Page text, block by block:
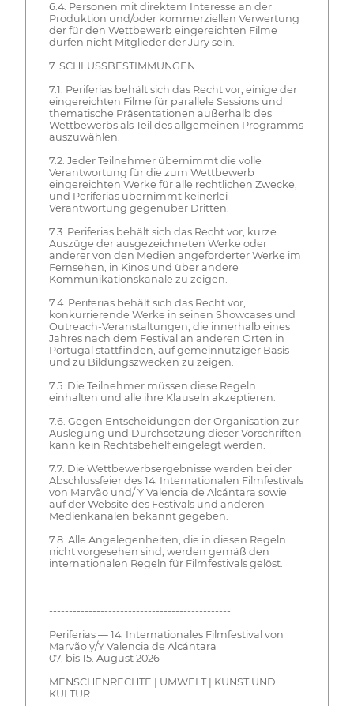
6.4. Personen mit direktem Interesse an der
Produktion und/oder kommerziellen Verwertung
der für den Wettbewerb eingereichten Filme
dürfen nicht Mitglieder der Jury sein.
7. SCHLUSSBESTIMMUNGEN
7.1. Periferias behält sich das Recht vor, einige der
eingereichten Filme für parallele Sessions und
thematische Präsentationen außerhalb des
Wettbewerbs als Teil des allgemeinen Programms
auszuwählen.
7.2. Jeder Teilnehmer übernimmt die volle
Verantwortung für die zum Wettbewerb
eingereichten Werke für alle rechtlichen Zwecke,
und Periferias übernimmt keinerlei
Verantwortung gegenüber Dritten.
7.3. Periferias behält sich das Recht vor, kurze
Auszüge der ausgezeichneten Werke oder
anderer von den Medien angeforderter Werke im
Fernsehen, in Kinos und über andere
Kommunikationskanäle zu zeigen.
7.4. Periferias behält sich das Recht vor,
konkurrierende Werke in seinen Showcases und
Outreach-Veranstaltungen, die innerhalb eines
Jahres nach dem Festival an anderen Orten in
Portugal stattfinden, auf gemeinnütziger Basis
und zu Bildungszwecken zu zeigen.
7.5. Die Teilnehmer müssen diese Regeln
einhalten und alle ihre Klauseln akzeptieren.
7.6. Gegen Entscheidungen der Organisation zur
Auslegung und Durchsetzung dieser Vorschriften
kann kein Rechtsbehelf eingelegt werden.
7.7. Die Wettbewerbsergebnisse werden bei der
Abschlussfeier des 14. Internationalen Filmfestivals
von Marvão und/ Y Valencia de Alcántara sowie
auf der Website des Festivals und anderen
Medienkanälen bekannt gegeben.
7.8. Alle Angelegenheiten, die in diesen Regeln
nicht vorgesehen sind, werden gemäß den
internationalen Regeln für Filmfestivals gelöst.
----------------------------------------------
Periferias — 14. Internationales Filmfestival von
Marvão y/Y Valencia de Alcántara
07. bis 15. August 2026
MENSCHENRECHTE | UMWELT | KUNST UND
KULTUR